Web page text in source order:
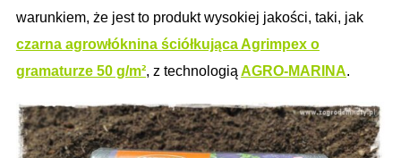
warunkiem, że jest to produkt wysokiej jakości, taki, jak
czarna agrowłóknina ściółkująca Agrimpex o
gramaturze 50 g/m², z technologią AGRO-MARINA.